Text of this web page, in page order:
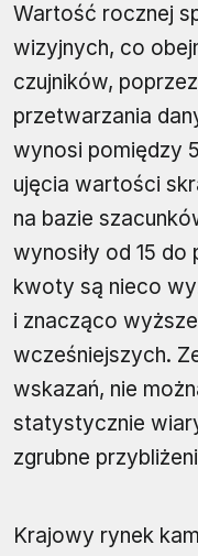
Wartość rocznej
wizyjnych, co
czujników,
przetwarzania
wynosi pomiędzy
ujęcia wartości
na bazie
wynosiły od 15 do
kwoty są nieco
i znacząco
wcześniejszych.
wskazań, nie
statystycznie
zgrubne
Krajowy rynek